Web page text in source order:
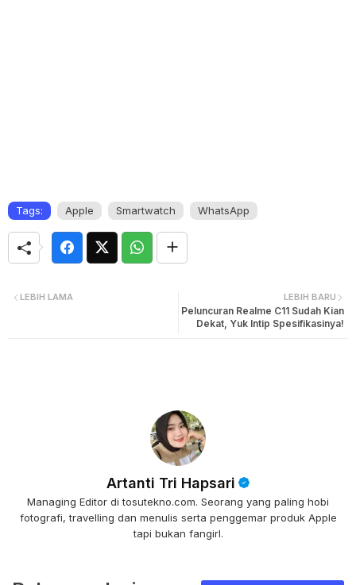
Tags: Apple Smartwatch WhatsApp
LEBIH BARU
Peluncuran Realme C11 Sudah Kian
Dekat, Yuk Intip Spesifikasinya!
LEBIH LAMA
Artanti Tri Hapsari
Managing Editor di tosutekno.com. Seorang yang paling hobi
fotografi, travelling dan menulis serta penggemar produk Apple
tapi bukan fangirl.